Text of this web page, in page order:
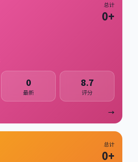
总计
0+
0
最新
8.7
评分
→
总计
0+